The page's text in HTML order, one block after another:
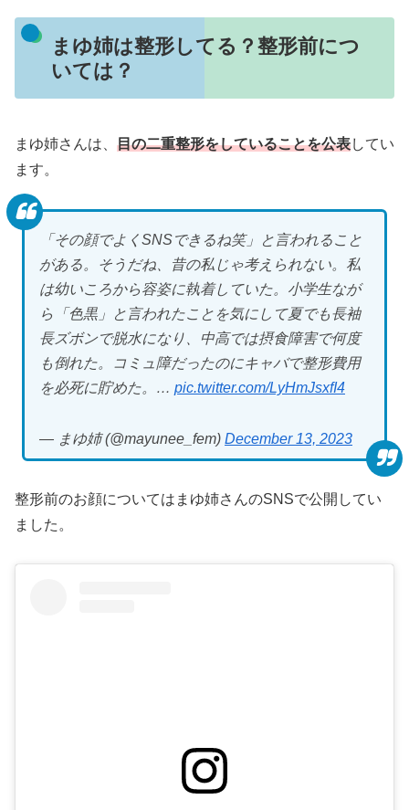
まゆ姉は整形してる？整形前につ
いては？
まゆ姉さんは、 目の二重整形をしていることを公表してい
ます。
「その顔でよくSNSできるね笑」と言われること
がある。そうだね、昔の私じゃ考えられない。私
は幼いころから容姿に執着していた。小学生なが
ら「色黒」と言われたことを気にして夏でも長袖
長ズボンで脱水になり、中高では摂食障害で何度
も倒れた。コミュ障だったのにキャバで整形費用
を必死に貯めた。… pic.twitter.com/LyHmJsxfI4
— まゆ姉 (@mayunee_fem) December 13, 2023
整形前のお顔についてはまゆ姉さんのSNSで公開してい
ました。